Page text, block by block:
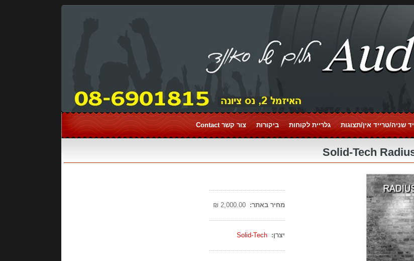
יד שניה/טרייד אין/תצוגות גלריית לקוחות ביקורות צור קשר Contact
--------------------------------------
מחיר באתר:
--------------------------------------
יצרן: Solid-Tech
--------------------------------------